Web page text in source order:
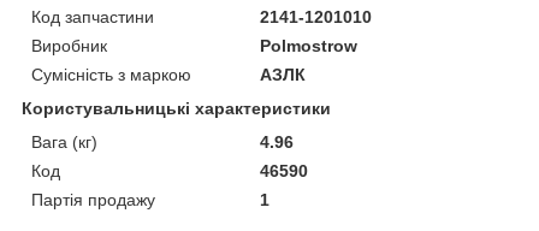
Код запчастини
2141-1201010
Виробник
Polmostrow
Сумісність з маркою
АЗЛК
Користувальницькі характеристики
Вага (кг)
4.96
Код
46590
Партія продажу
1